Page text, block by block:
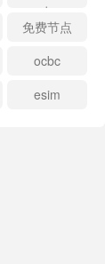
卡
免费节点
ocbc
esim